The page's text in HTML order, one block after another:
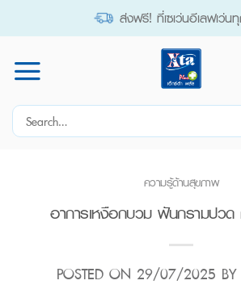
ส่งฟรี! ที่เซเว่นอีเลฟเว่น
Search
ความรู้ด้านสุขภาพ
อาการเหงือกบวม ฟันกรามปวด
POSTED ON 29/07/2025 BY